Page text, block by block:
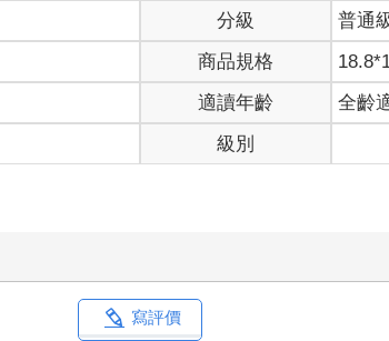
分級
普通
商品規格
適讀年齡
全齡
級別
寫評價